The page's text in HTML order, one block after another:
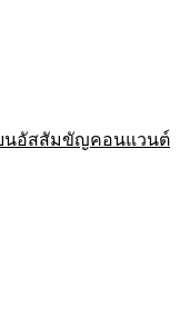
ยนอัสสัมขัญคอนแวนต์
ระคริสต
พาภรณ์ เป็นประธาน
พ นักเรียนชมการ
ะครู นักเรียน
ำนวยพร คุณพ่อ ท่าน
มโภชพระคริสต
ท่านอธิการิณี เชิญ